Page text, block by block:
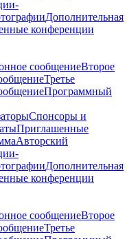
Дополнительная
конференции
сообщениеВторое
Третье
Программный
Спонсоры и
Приглашенные
Авторский
Дополнительная
конференции
сообщениеВторое
Третье